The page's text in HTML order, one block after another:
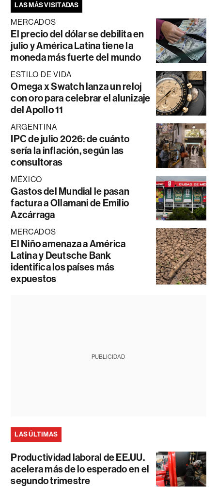
LAS MÁS VISITADAS
MERCADOS
El precio del dólar se debilita en
julio y América Latina tiene la
moneda más fuerte del mundo
ESTILO DE VIDA
Omega x Swatch lanza un reloj
con oro para celebrar el alunizaje
del Apollo 11
ARGENTINA
IPC de julio 2026: de cuánto
sería la inflación, según las
consultoras
MÉXICO
Gastos del Mundial le pasan
factura a Ollamani de Emilio
Azcárraga
MERCADOS
El Niño amenaza a América
Latina y Deutsche Bank
identifica los países más
expuestos
PUBLICIDAD
LAS ÚLTIMAS
Productividad laboral de EE.UU.
acelera más de lo esperado en el
segundo trimestre